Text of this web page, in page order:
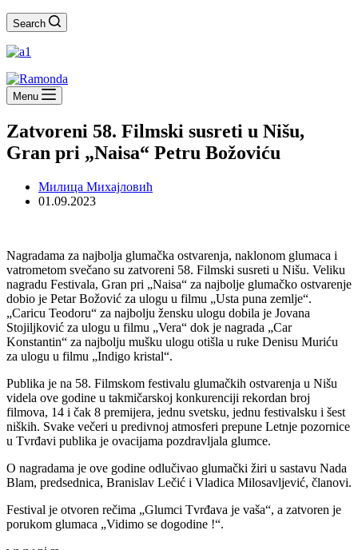
Search
Menu
Zatvoreni 58. Filmski susreti u Nišu,
Gran pri „Naisa“ Petru Božoviću
Милица Михајловић
01.09.2023
Nagradama za najbolja glumačka ostvarenja, naklonom glumaca i
vatrometom svečano su zatvoreni 58. Filmski susreti u Nišu. Veliku
nagradu Festivala, Gran pri „Naisa“ za najbolje glumačko ostvarenje
dobio je Petar Božović za ulogu u filmu „Usta puna zemlje“.
„Caricu Teodoru“ za najbolju žensku ulogu dobila je Jovana
Stojiljković za ulogu u filmu „Vera“ dok je nagrada „Car
Konstantin“ za najbolju mušku ulogu otišla u ruke Denisu Muriću
za ulogu u filmu „Indigo kristal“.
Publika je na 58. Filmskom festivalu glumačkih ostvarenja u Nišu
videla ove godine u takmičarskoj konkurenciji rekordan broj
filmova, 14 i čak 8 premijera, jednu svetsku, jednu festivalsku i šest
niških. Svake večeri u predivnoj atmosferi prepune Letnje pozornice
u Tvrđavi publika je ovacijama pozdravljala glumce.
O nagradama je ove godine odlučivao glumački žiri u sastavu Nada
Blam, predsednica, Branislav Lečić i Vladica Milosavljević, članovi.
Festival je otvoren rečima „Glumci Tvrđava je vaša“, a zatvoren je
porukom glumaca „Vidimo se dogodine !“.